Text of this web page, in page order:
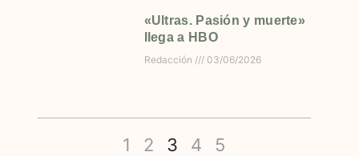
«Ultras. Pasión y muerte»
llega a HBO
Redacción 03/06/2026
1 2 3 4 5